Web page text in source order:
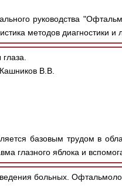
руководства
методов диагностики
В.В.
базовым трудом в
глазного яблока и
больных.